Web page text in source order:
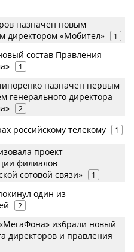
назначен новым
директором «Мобител»
1
состав Правления
1
назначен первым
генерального директора
2
российскому телекому 1
проект
филиалов
сотовой связи»
1
один из
2
избрали новый
директоров и правления